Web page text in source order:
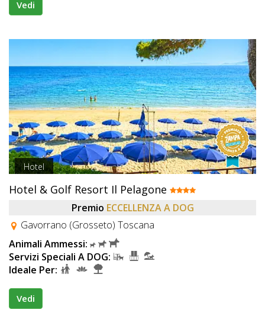
Vedi
Hotel
Hotel & Golf Resort Il Pelagone
Premio ECCELLENZA A DOG
Gavorrano (Grosseto) Toscana
Animali Ammessi:
Servizi Speciali A DOG:
Ideale Per:
Vedi